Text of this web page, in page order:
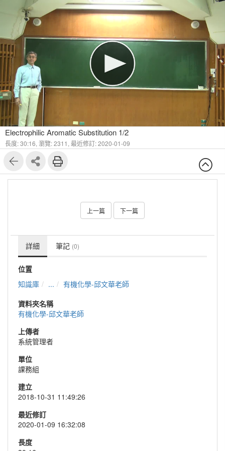
Electrophilic Aromatic Substitution 1/2
長度: 30:16, 瀏覽: 2311, 最近修訂: 2020-01-09
上一篇 下一篇
詳細 筆記 (0)
位置
知識庫
...
有機化學-邱文華老師
資料夾名稱
有機化學-邱文華老師
上傳者
系統管理者
單位
課務組
建立
2018-10-31 11:49:26
最近修訂
2020-01-09 16:32:08
長度